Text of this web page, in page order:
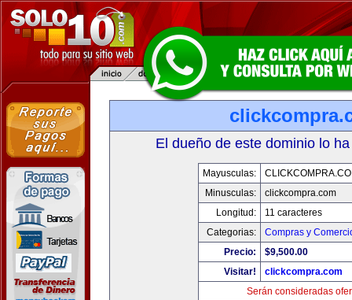
El dueño de este dominio lo
Mayusculas:
Minusculas:
clickcompra.com
Longitud:
11 caracteres
Categorias:
Compras y
Precio:
$9,500.00
Visitar!
clickcompra.com
Serán consideradas